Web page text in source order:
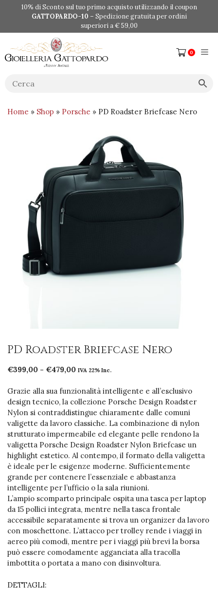
10% di Sconto sul tuo primo acquisto utilizzando il coupon
GATTOPARDO-10 – Spedizione gratuita per ordini
superiori a € 59,00
0
Home » Shop » Porsche » PD Roadster Briefcase Nero
PD Roadster Briefcase Nero
€399,00 - €479,00Fascia
prezzo:
da
€399,00
a
€479,00
IVA 22% Inc.
Grazie alla sua funzionalità intelligente e all’esclusivo
design tecnico, la collezione Porsche Design Roadster
Nylon si contraddistingue chiaramente dalle comuni
valigette da lavoro classiche. La combinazione di nylon
strutturato impermeabile ed elegante pelle rendono la
valigetta Porsche Design Roadster Nylon Briefcase un
highlight estetico. Al contempo, il formato della valigetta
è ideale per le esigenze moderne. Sufficientemente
grande per contenere l’essenziale e abbastanza
intelligente per l’ufficio o la sala riunioni.
L’ampio scomparto principale ospita una tasca per laptop
da 15 pollici integrata, mentre nella tasca frontale
accessibile separatamente si trova un organizer da lavoro
con moschettone. L’attacco per trolley rende i viaggi in
aereo più comodi, mentre per i viaggi più brevi la borsa
può essere comodamente agganciata alla tracolla
imbottita o portata a mano con disinvoltura.
DETTAGLI: